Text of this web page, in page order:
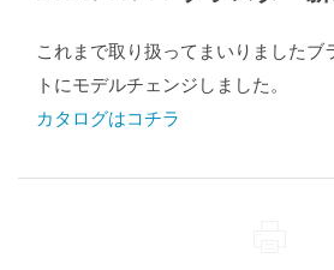
これまで取り扱ってまいりましたブ
トにモデルチェンジしました。
カタログはコチラ